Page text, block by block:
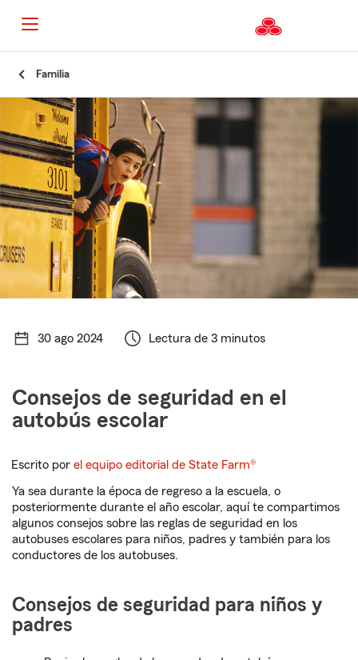
Familia
30 ago 2024 Lectura de 3 minutos
Consejos de seguridad en el
autobús escolar
Escrito porel equipo editorial de State Farm®
Ya sea durante la época de regreso a la escuela, o
posteriormente durante el año escolar, aquí te compartimos
algunos consejos sobre las reglas de seguridad en los
autobuses escolares para niños, padres y también para los
conductores de los autobuses.
Consejos de seguridad para niños y
padres